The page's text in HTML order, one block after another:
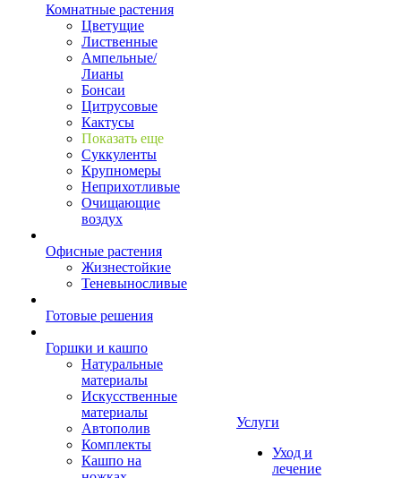
Комнатные растения
Цветущие
Лиственные
Ампельные/
Лианы
Бонсаи
Цитрусовые
Кактусы
Показать еще
Суккуленты
Крупномеры
Неприхотливые
Очищающие
воздух
Офисные растения
Жизнестойкие
Теневыносливые
Готовые решения
Горшки и кашпо
Натуральные
материалы
Искусственные
материалы
Автополив
Комплекты
Кашпо на
Услуги
Уход и
лечение